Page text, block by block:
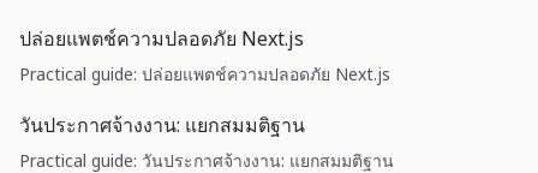
ปล่อยแพตช์ความปลอดภัย Next.js
Practical guide: ปล่อยแพตช์ความปลอดภัย Next.js
วันประกาศจ้างงาน: แยกสมมติฐาน
Practical guide: วันประกาศจ้างงาน: แยกสมมติฐาน